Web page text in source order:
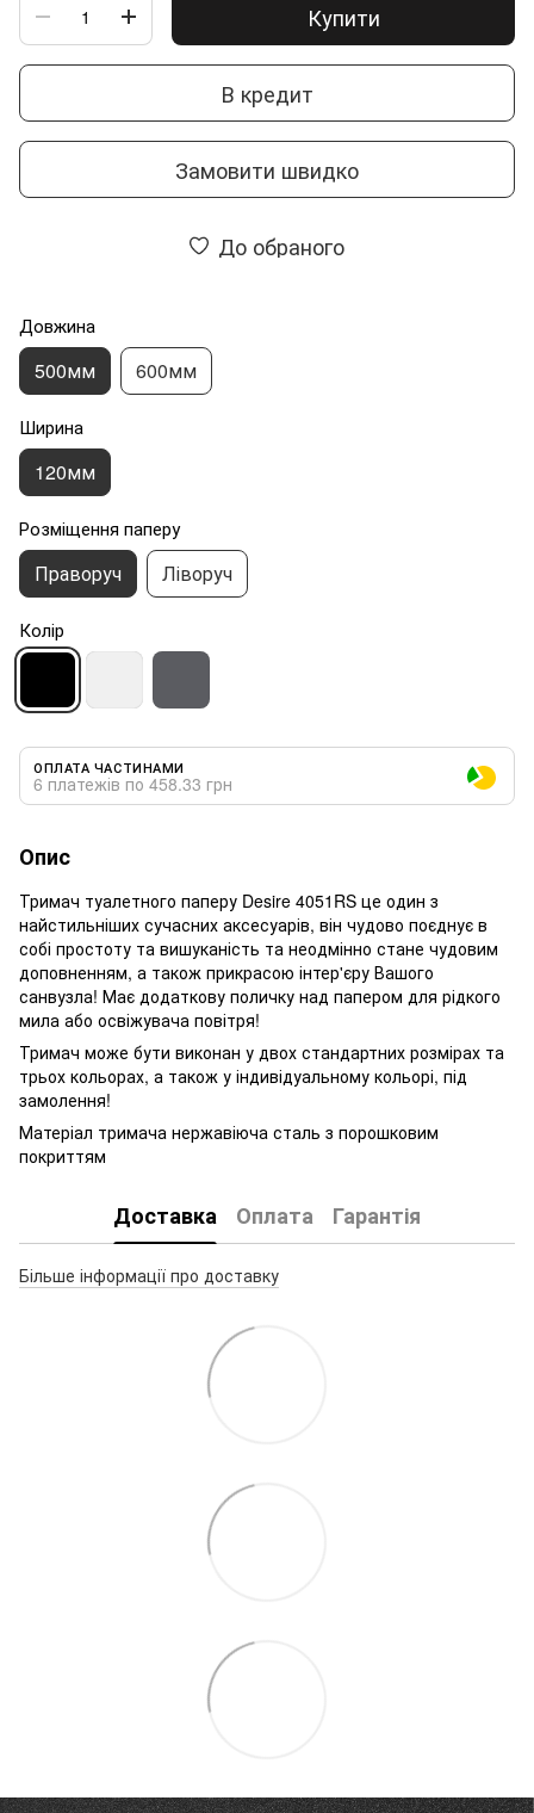
Купити
В кредит
Замовити швидко
До обраного
Довжина
500мм 600мм
Ширина
120мм
Розміщення паперу
Праворуч Ліворуч
Колір
ОПЛАТА ЧАСТИНАМИ
6 платежів по 458.33 грн
Опис
Тримач туалетного паперу Desire 4051RS це один з
найстильніших сучасних аксесуарів, він чудово поєднує в
собі простоту та вишуканість та неодмінно стане чудовим
доповненням, а також прикрасою інтер'єру Вашого
санвузла! Має додаткову поличку над папером для рідкого
мила або освіжувача повітря!
Тримач може бути виконан у двох стандартних розмірах та
трьох кольорах, а також у індивідуальному кольорі, під
замолення!
Матеріал тримача нержавіюча сталь з порошковим
покриттям
Доставка Оплата Гарантія
Більше інформації про доставку